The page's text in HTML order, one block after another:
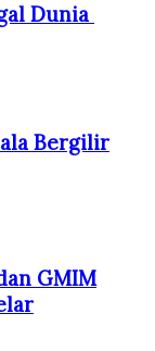
Dunia
Bergilir
GMIM